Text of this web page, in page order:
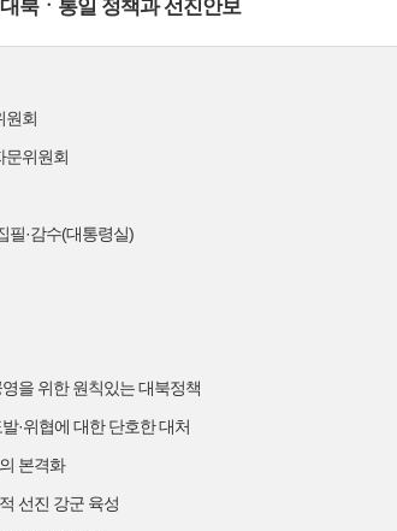
북ㆍ통일 정책과 선진안보
원회
문위원회
필·감수(대통령실)
을 위한 원칙있는 대북정책
·위협에 대한 단호한 대처
본격화
선진 강군 육성